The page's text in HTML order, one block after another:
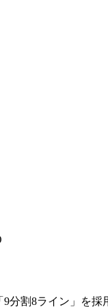
9分割8ライン」を採